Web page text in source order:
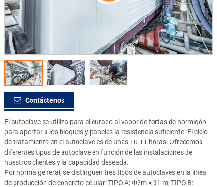
Contáctenos
El autoclave se utiliza para el curado al vapor de tortas de hormigón
para aportar a los bloques y paneles la resistencia suficiente. El ciclo
de tratamiento en el autoclave es de unas 10-11 horas. Ofrecemos
diferentes tipos de autoclave en función de las instalaciones de
nuestros clientes y la capacidad deseada.
Por norma general, se distinguen tres tipos de autoclaves en la línea
de producción de concreto celular: TIPO A: Φ2m × 31 m; TIPO B: